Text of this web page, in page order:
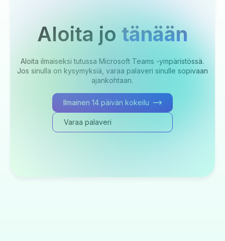
Aloita jo tänään
Aloita ilmaiseksi tutussa Microsoft Teams -ympäristössä.
Jos sinulla on kysymyksiä, varaa palaveri sinulle sopivaan
ajankohtaan.
Ilmainen 14 päivän kokeilu
Varaa palaveri